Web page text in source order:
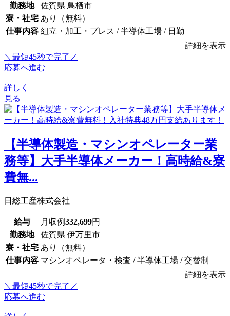
勤務地
佐賀県 鳥栖市
寮・社宅 あり（無料）
仕事内容 組立・加工・プレス / 半導体工場 / 日勤
詳細を表示
＼最短45秒で完了／
応募へ進む
詳しく
見る
【半導体製造・マシンオペレーター業
務等】大手半導体メーカー！高時給&寮
費無...
日総工産株式会社
給与 月収例332,699円
勤務地
佐賀県 伊万里市
寮・社宅 あり（無料）
仕事内容 マシンオペレータ・検査 / 半導体工場 / 交替制
詳細を表示
＼最短45秒で完了／
応募へ進む